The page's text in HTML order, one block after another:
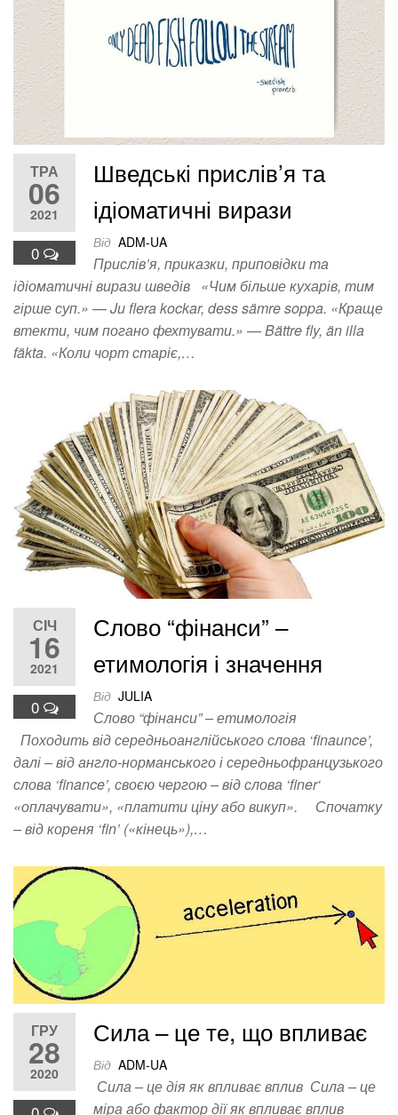
ТРА
06
2021
0
Шведські прислів’я та
ідіоматичні вирази
Від ADM-UA
Прислів’я, приказки, приповідки та
ідіоматичні вирази шведів «Чим більше кухарів, тим
гірше суп.» — Ju flera kockar, dess sämre soppa. «Краще
втекти, чим погано фехтувати.» — Bättre fly, än illa
fäkta. «Коли чорт старіє,…
СІЧ
16
2021
0
Слово “фінанси” –
етимологія і значення
Від JULIA
Слово “фінанси” – етимологія
Походить від середньоанглійського слова ‘finaunce’,
далі – від англо-норманського і середньофранцузького
слова ‘finance’, своєю чергою – від слова ‘finer‘
«оплачувати», «платити ціну або викуп». Спочатку
– від кореня ‘fin’ («кінець»),…
ГРУ
28
2020
Сила – це те, що впливає
Від ADM-UA
Сила – це дія як впливає вплив Сила – це
міра або фактор дії як впливає вплив